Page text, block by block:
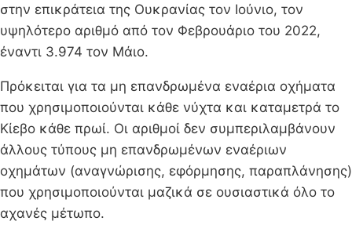
στην επικράτεια της Ουκρανίας τον Ιούνιο, τον
υψηλότερο αριθμό από τον Φεβρουάριο του 2022,
έναντι 3.974 τον Μάιο.
Πρόκειται για τα μη επανδρωμένα εναέρια οχήματα
που χρησιμοποιούνται κάθε νύχτα και καταμετρά το
Κίεβο κάθε πρωί. Οι αριθμοί δεν συμπεριλαμβάνουν
άλλους τύπους μη επανδρωμένων εναέριων
οχημάτων (αναγνώρισης, εφόρμησης, παραπλάνησης)
που χρησιμοποιούνται μαζικά σε ουσιαστικά όλο το
αχανές μέτωπο.